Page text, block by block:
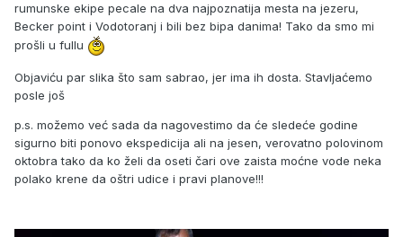
rumunske ekipe pecale na dva najpoznatija mesta na jezeru,
Becker point i Vodotoranj i bili bez bipa danima! Tako da smo mi
prošli u fullu
Objaviću par slika što sam sabrao, jer ima ih dosta. Stavljaćemo
posle još
p.s. možemo već sada da nagovestimo da će sledeće godine
sigurno biti ponovo ekspedicija ali na jesen, verovatno polovinom
oktobra tako da ko želi da oseti čari ove zaista moćne vode neka
polako krene da oštri udice i pravi planove!!!